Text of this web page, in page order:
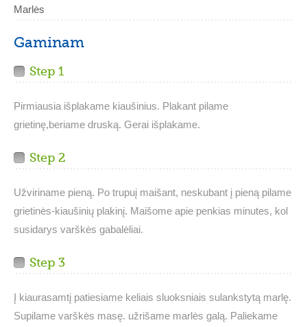
Marlės
Gaminam
Step 1
Pirmiausia išplakame kiaušinius. Plakant pilame
grietinę,beriame druską. Gerai išplakame.
Step 2
Užviriname pieną. Po trupuį maišant, neskubant į pieną pilame
grietinės-kiaušinių plakinį. Maišome apie penkias minutes, kol
susidarys varškės gabalėliai.
Step 3
Į kiaurasamtį patiesiame keliais sluoksniais sulankstytą marlę.
Supilame varškės masę. užrišame marlės galą. Paliekame